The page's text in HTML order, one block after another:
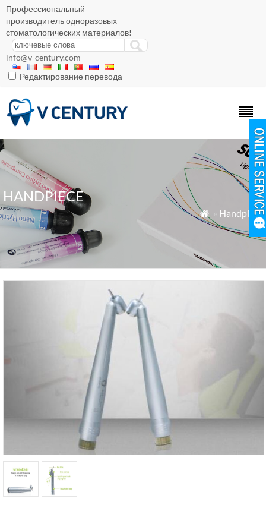
Профессиональный
производитель одноразовых
стоматологических материалов!
info@v-century.com
Редактирование перевода
HANDPIECE
 Handpiece